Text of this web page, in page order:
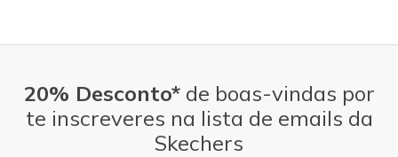
20% Desconto*de boas-vindas por
te inscreveres na lista de emails da
Skechers